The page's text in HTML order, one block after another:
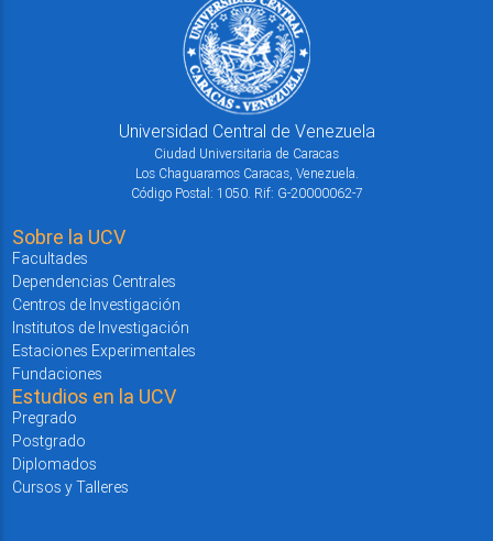
Universidad Central de Venezuela
Ciudad Universitaria de Caracas
Los Chaguaramos Caracas, Venezuela.
Código Postal: 1050. Rif: G-20000062-7
Sobre la UCV
Facultades
Dependencias Centrales
Centros de Investigación
Institutos de Investigación
Estaciones Experimentales
Fundaciones
Estudios en la UCV
Pregrado
Postgrado
Diplomados
Cursos y Talleres